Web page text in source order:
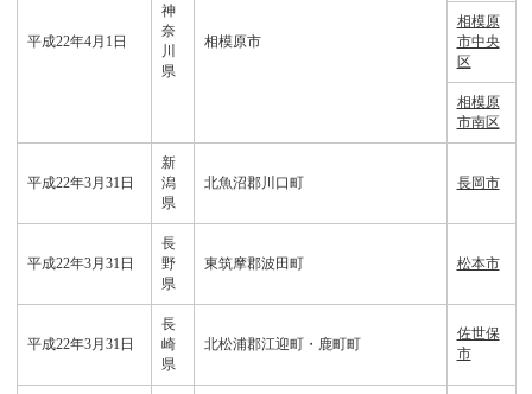
平成22年4月1日
神
奈
川
県
相模原市
相模原
市中央
区
相模原
市南区
平成22年3月31日
新
潟
県
北魚沼郡川口町 長岡市
平成22年3月31日
長
野
県
東筑摩郡波田町 松本市
平成22年3月31日
長
崎
県
北松浦郡江迎町・鹿町町
佐世保
市